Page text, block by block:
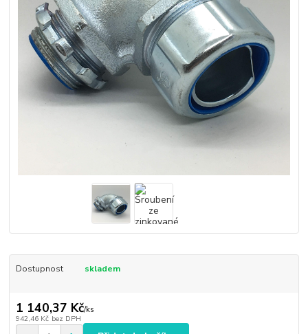
Dostupnost skladem
1 140,37 Kč/ks
942,46 Kč bez DPH